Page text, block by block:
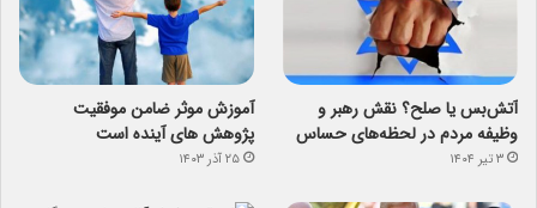
آتش‌بس یا صلح؟ نقش رهبر و
وظیفه مردم در لحظه‌های حساس
۳ تیر ۱۴۰۴
آموزش موثر ضامن موفقیت
پژوهش های آینده است
۲۵ آذر ۱۴۰۳